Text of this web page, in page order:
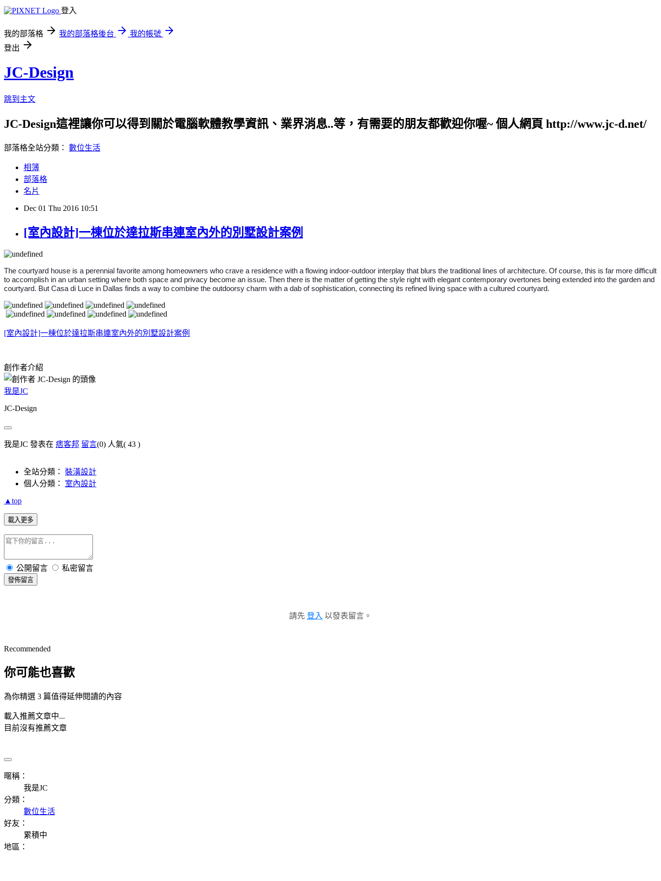
登入
我的部落格 我的部落格後台
我的帳號
登出
JC-Design
跳到主文
JC-Design這裡讓你可以得到關於電腦軟體教學資訊、業界消息..等，有需要的朋友都歡迎你喔~ 個人網頁 http://www.jc-d.net/
部落格全站分類： 數位生活
相簿
部落格
名片
Dec 01 Thu 2016 10:51
[室內設計]一棟位於達拉斯串連室內外的別墅設計案例
The courtyard house is a perennial favorite among homeowners who crave a residence with a flowing indoor-outdoor interplay that blurs the traditional lines of architecture. Of course, this is far more difficult
to accomplish in an urban setting where both space and privacy become an issue. Then there is the matter of getting the style right with elegant contemporary overtones being extended into the garden and
courtyard. But Casa di Luce in Dallas finds a way to combine the outdoorsy charm with a dab of sophistication, connecting its refined living space with a cultured courtyard.
[室內設計]一棟位於達拉斯串連室內外的別墅設計案例
創作者介紹
我是JC
JC-Design
我是JC 發表在 痞客邦 留言(0) 人氣( 43 )
全站分類： 裝潢設計
個人分類： 室內設計
▲top
載入更多
公開留言 私密留言
發佈留言
請先 登入 以發表留言。
Recommended
你可能也喜歡
為你精選 3 篇值得延伸閱讀的內容
載入推薦文章中...
目前沒有推薦文章
暱稱：
我是JC
分類：
數位生活
好友：
累積中
地區：